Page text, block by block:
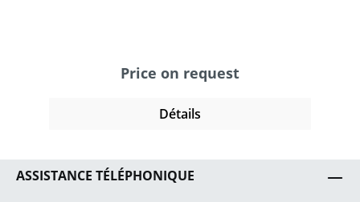
befindet sich eine Halterung für die
sicher befestigt. Dieses durchdachte
Beschädigungen und Verschleiß.
Price on request
Détails
ASSISTANCE TÉLÉPHONIQUE